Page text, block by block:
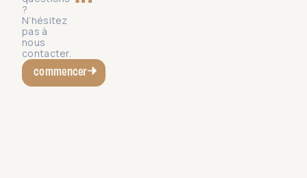
?
N’hésitez
pas à
nous
contacter.
commencer